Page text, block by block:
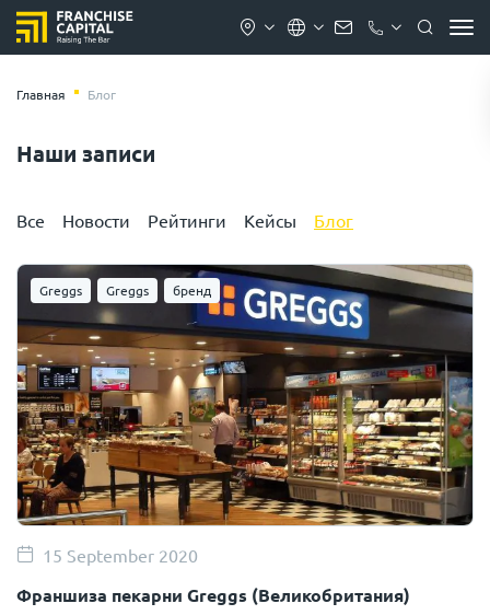
Главная Блог
Наши записи
Все Новости Рейтинги Кейсы Блог
Greggs Greggs бренд
15 September 2020
Франшиза пекарни Greggs (Великобритания)